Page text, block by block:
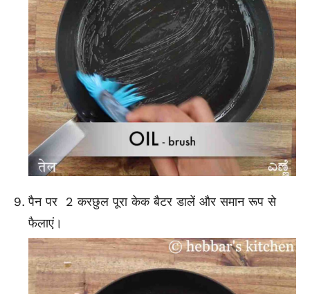
पैन पर 2 करछुल पूरा केक बैटर डालें और समान रूप से
फैलाएं।